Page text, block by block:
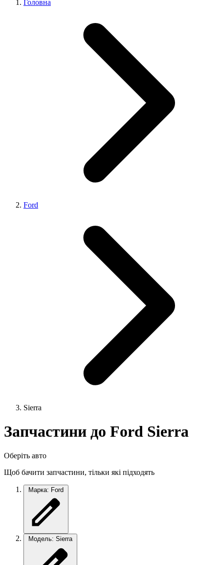
Головна
Ford
Sierra
Запчастини до Ford Sierra
Оберіть авто
Щоб бачити запчастини, тільки які підходять
Марка: Ford
Модель: Sierra